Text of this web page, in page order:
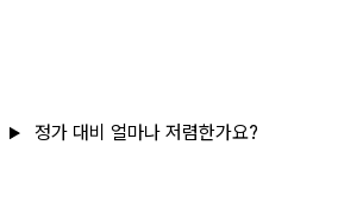
정가 대비 얼마나 저렴한가요?